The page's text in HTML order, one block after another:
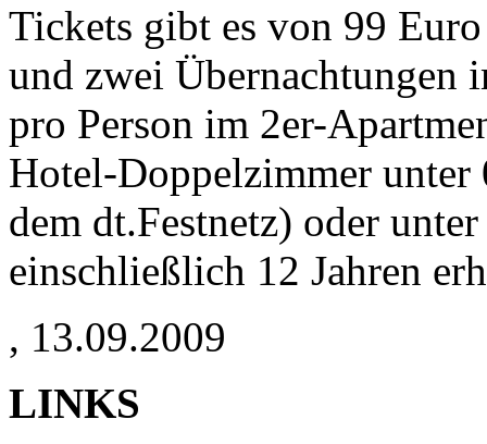
Tickets gibt es von 99
und zwei Übernachtungen
pro Person im 2er-
Hotel-Doppelzimmer
dem dt.Festnetz) oder
einschließlich 12 Jahren
, 13.09.2009
LINKS